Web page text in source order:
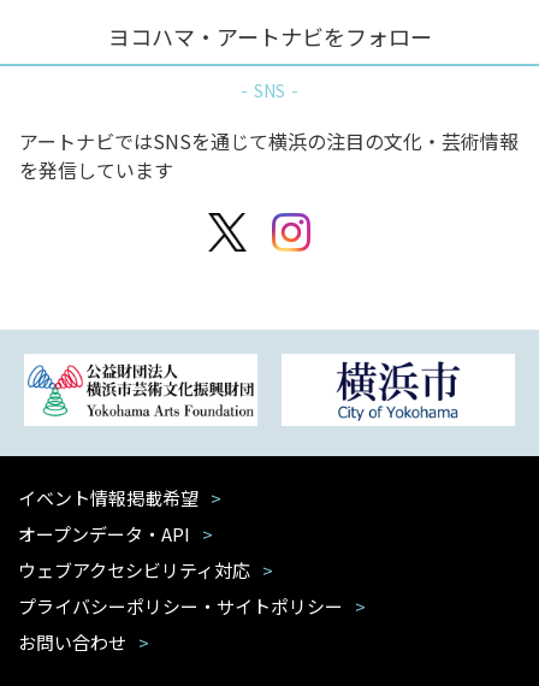
ヨコハマ・アートナビをフォロー
SNS
アートナビではSNSを通じて横浜の注目の文化・芸術情報
を発信しています
イベント情報掲載希望
オープンデータ・API
ウェブアクセシビリティ対応
プライバシーポリシー・サイトポリシー
お問い合わせ